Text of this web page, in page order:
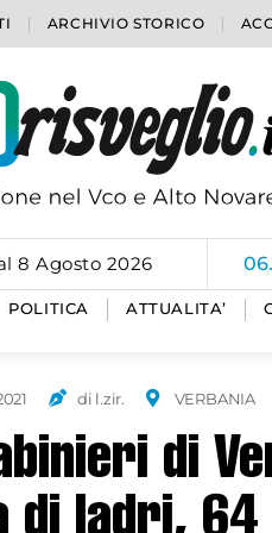
ARCHIVIO STORICO
8 Agosto 2026
POLITICA ATTUALITA’
di l.zir. VERBANIA
di